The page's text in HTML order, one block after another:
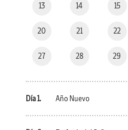
13 14 15
20 21 22
27 28 29
Día 1. Año Nuevo